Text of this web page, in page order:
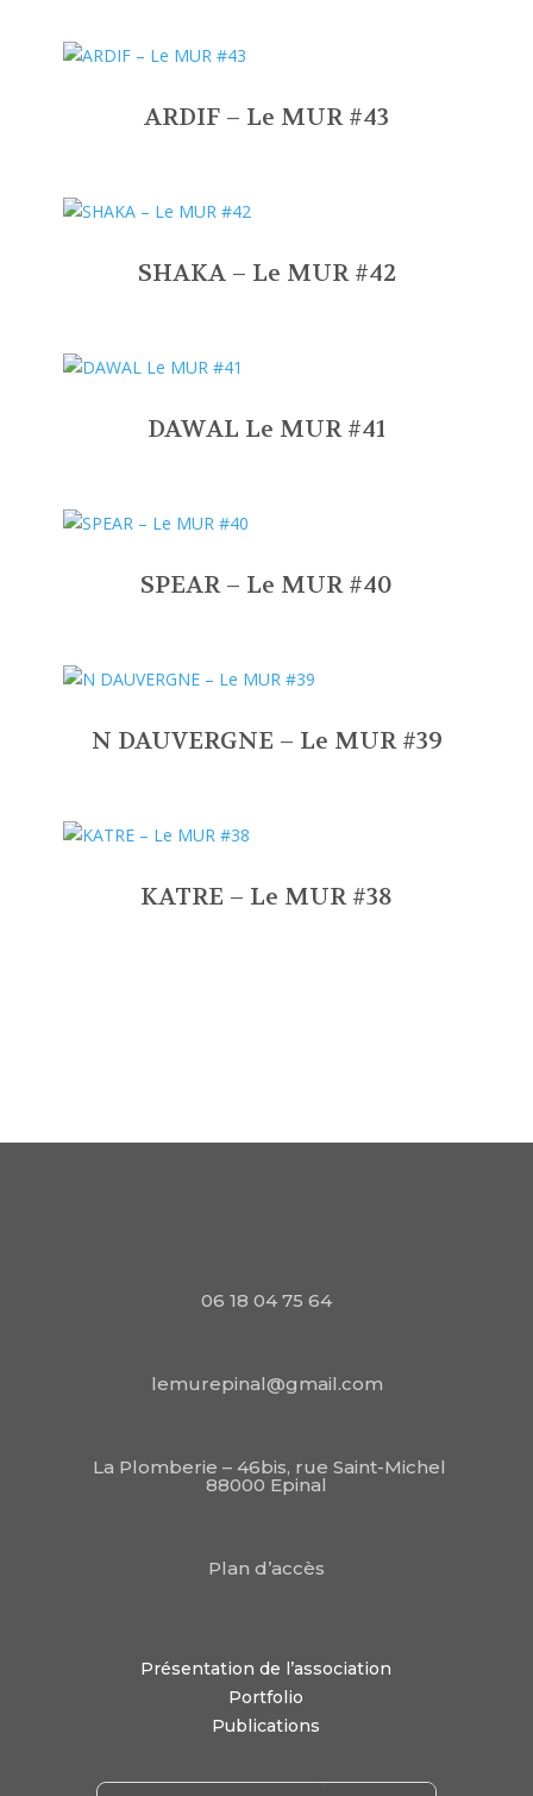
ARDIF – Le MUR #43
SHAKA – Le MUR #42
DAWAL Le MUR #41
SPEAR – Le MUR #40
N DAUVERGNE – Le MUR #39
KATRE – Le MUR #38
06 18 04 75 64
lemurepinal@gmail.com
La Plomberie – 46bis, rue Saint-Michel
88000 Epinal
Plan d’accès
Présentation de l’association
Portfolio
Publications